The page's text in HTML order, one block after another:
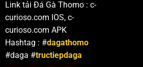
Link tải Đá Gà Thomo : c-
curioso.com IOS, c-
curioso.com APK
Hashtag : #dagathomo
#daga #tructiepdaga